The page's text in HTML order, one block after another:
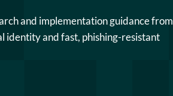
and implementation guidance from
identity and fast, phishing-resistant